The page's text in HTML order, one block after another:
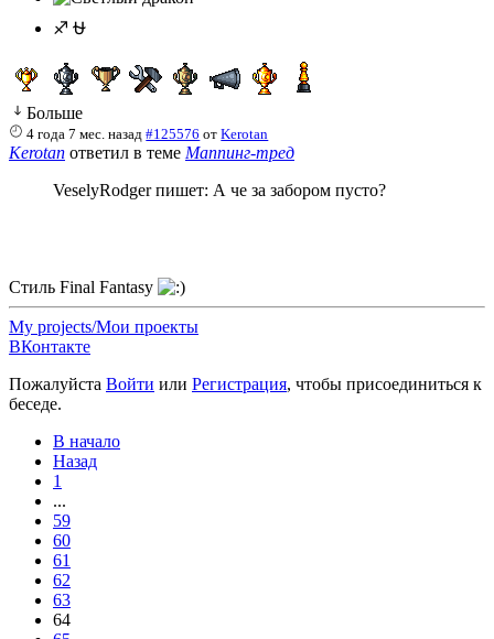
♐ ⛎
Больше
4 года 7 мес. назад #125576 отKerotan
Kerotan ответил в теме Маппинг-тред
VeselyRodger пишет: А че за забором пусто?
Стиль Final Fantasy
My projects/Мои проекты
ВКонтакте
Пожалуйста Войти или Регистрация, чтобы присоединиться к
беседе.
В начало
Назад
1
...
59
60
61
62
63
64